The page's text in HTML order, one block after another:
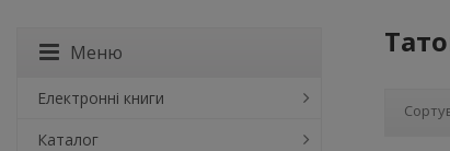
Меню
Електронні книги
Каталог